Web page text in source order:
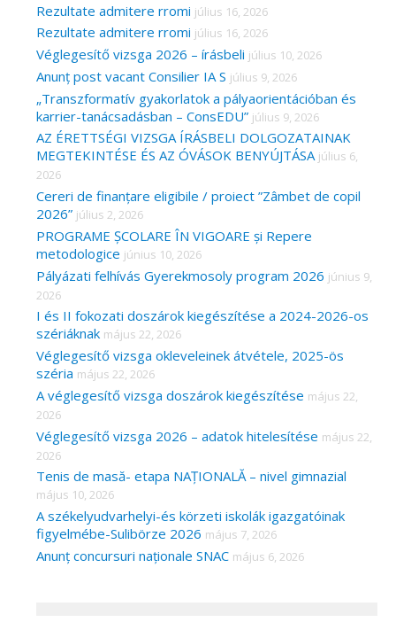
:Rezultate admitere rromi július 16, 2026
Rezultate admitere rromi július 16, 2026
Véglegesítő vizsga 2026 – írásbeli július 10, 2026
Anunț post vacant Consilier IA S július 9, 2026
„Transzformatív gyakorlatok a pályaorientációban és
karrier-tanácsadásban – ConsEDU” július 9, 2026
AZ ÉRETTSÉGI VIZSGA ÍRÁSBELI DOLGOZATAINAK
MEGTEKINTÉSE ÉS AZ ÓVÁSOK BENYÚJTÁSA július 6,
2026
Cereri de finanțare eligibile / proiect ”Zâmbet de copil
2026” július 2, 2026
PROGRAME ȘCOLARE ÎN VIGOARE și Repere
metodologice június 10, 2026
Pályázati felhívás Gyerekmosoly program 2026 június 9,
2026
I és II fokozati doszárok kiegészítése a 2024-2026-os
szériáknak május 22, 2026
Véglegesítő vizsga okleveleinek átvétele, 2025-ös
széria május 22, 2026
A véglegesítő vizsga doszárok kiegészítése május 22,
2026
Véglegesítő vizsga 2026 – adatok hitelesítése május 22,
2026
Tenis de masă- etapa NAȚIONALĂ – nivel gimnazial
május 10, 2026
A székelyudvarhelyi-és körzeti iskolák igazgatóinak
figyelmébe-Sulibörze 2026 május 7, 2026
Anunț concursuri naționale SNAC május 6, 2026